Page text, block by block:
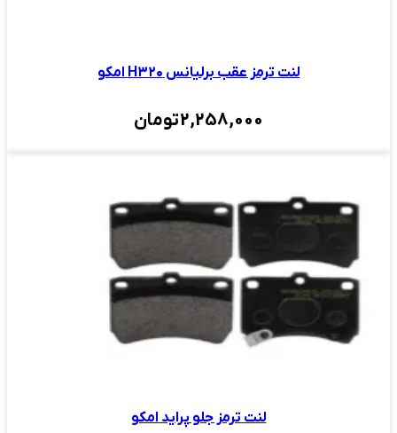
لنت ترمز عقب برلیانس H۳۲۰ امکو
2,258,000تومان
لنت ترمز جلو پراید امکو